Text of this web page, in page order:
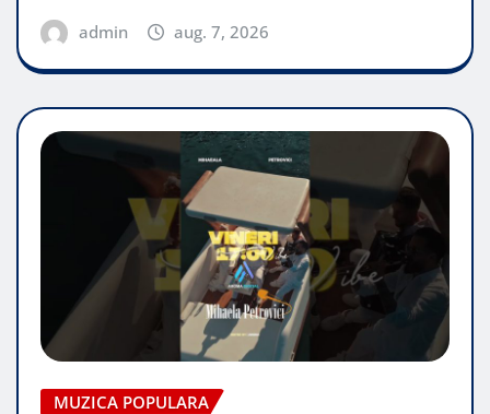
admin aug. 7, 2026
MUZICA POPULARA